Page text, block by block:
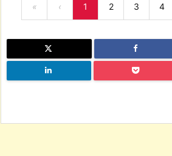
« ‹ 1 2 3 4